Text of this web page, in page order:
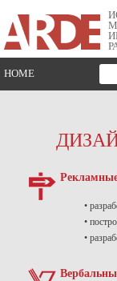
HOME
•
•
•